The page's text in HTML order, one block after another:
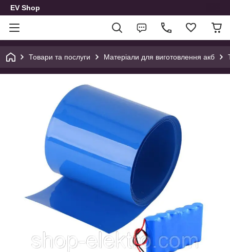
EV Shop
Товари та послуги Матеріали для виготовлення акб